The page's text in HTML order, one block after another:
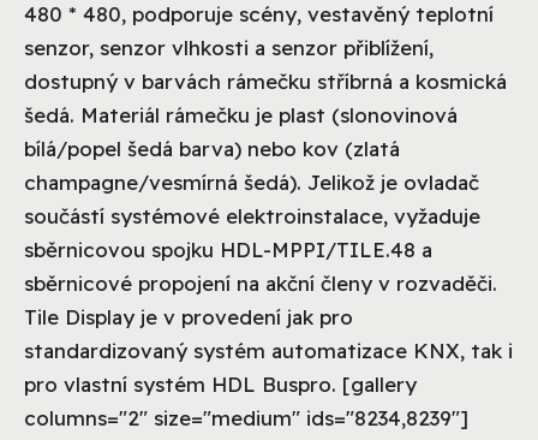
480 * 480, podporuje scény, vestavěný teplotní
senzor, senzor vlhkosti a senzor přiblížení,
dostupný v barvách rámečku stříbrná a kosmická
šedá. Materiál rámečku je plast (slonovinová
bílá/popel šedá barva) nebo kov (zlatá
champagne/vesmírná šedá). Jelikož je ovladač
součástí systémové elektroinstalace, vyžaduje
sběrnicovou spojku HDL-MPPI/TILE.48 a
sběrnicové propojení na akční členy v rozvaděči.
Tile Display je v provedení jak pro
standardizovaný systém automatizace KNX, tak i
pro vlastní systém HDL Buspro. [gallery
columns="2" size="medium" ids="8234,8239"]